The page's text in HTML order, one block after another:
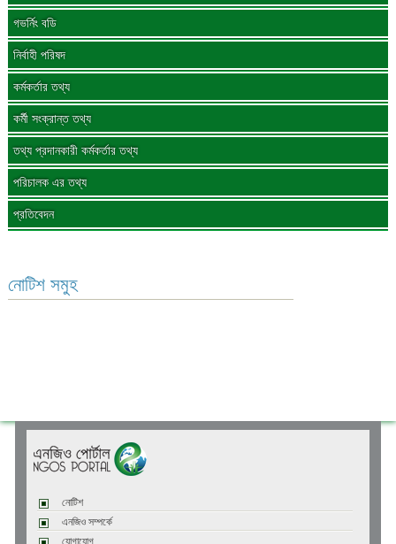
গভর্নিং বডি
নির্বাহী পরিষদ
কর্মকর্তার তথ্য
কর্মী সংক্রান্ত তথ্য
তথ্য প্রদানকারী কর্মকর্তার তথ্য
পরিচালক এর তথ্য
প্রতিবেদন
নোটিশ সমুহ
নোটিশ
এনজিও সম্পর্কে
যোগাযোগ